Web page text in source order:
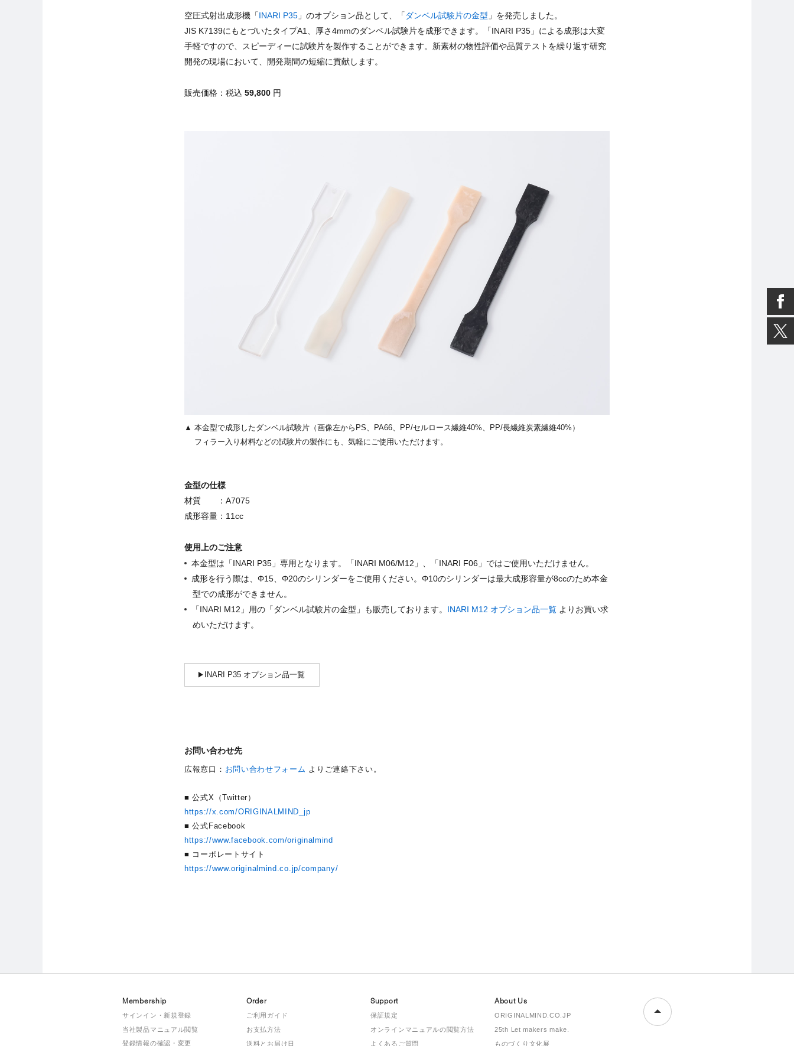
空圧式射出成形機「INARI P35 」のオプション品として、「 ダンベル試験片の金型 」を発売しました。
JIS K7139にもとづいたタイプA1、厚さ4mmのダンベル試験片を成形できます。「INARI P35」による成形は大変
手軽ですので、スピーディーに試験片を製作することができます。新素材の物性評価や品質テストを繰り返す研究
開発の現場において、開発期間の短縮に貢献します。
販売価格：税込 59,800 円
本金型で成形したダンベル試験片（画像左からPS、PA66、PP/セルロース繊維40%、PP/長繊維炭素繊維40%）
フィラー入り材料などの試験片の製作にも、気軽にご使用いただけます。
金型の仕様
材質 ：A7075
成形容量：11cc
使用上のご注意
本金型は「INARI P35」専用となります。「INARI M06/M12」、「INARI F06」ではご使用いただけません。
成形を行う際は、Φ15、Φ20のシリンダーをご使用ください。Φ10のシリンダーは最大成形容量が8ccのため本金
型での成形ができません。
「INARI M12」用の「ダンベル試験片の金型」も販売しております。 INARI M12 オプション品一覧 よりお買い求
めいただけます。
INARI P35 オプション品一覧
お問い合わせ先
広報窓口： お問い合わせフォーム よりご連絡下さい。
■ 公式X（Twitter）
https://x.com/ORIGINALMIND_jp
■ 公式Facebook
https://www.facebook.com/originalmind
■ コーポレートサイト
https://www.originalmind.co.jp/company/
Membership
サインイン・新規登録
当社製品マニュアル閲覧
登録情報の確認・変更
Order
ご利用ガイド
お支払方法
送料とお届け日
Support
保証規定
オンラインマニュアルの閲覧方法
よくあるご質問
About Us
ORIGINALMIND.CO.JP
25th Let makers make.
ものづくり文化展